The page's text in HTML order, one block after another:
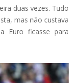
duas vezes. Tudo
mas não custava
Euro ficasse para